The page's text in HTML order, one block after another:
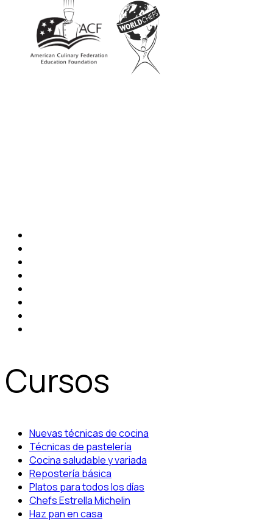
Cursos
Nuevas técnicas de cocina
Técnicas de pastelería
Cocina saludable y variada
Repostería básica
Platos para todos los días
Chefs Estrella Michelin
Haz pan en casa